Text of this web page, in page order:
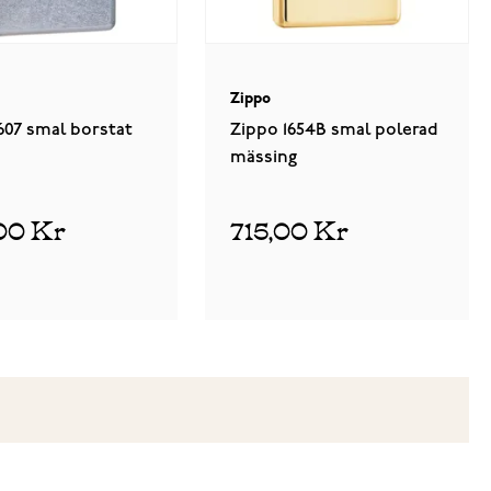
smal borstat
Kr
Zippo
Zippo 1654B smal polerad
mässing
715,00 Kr